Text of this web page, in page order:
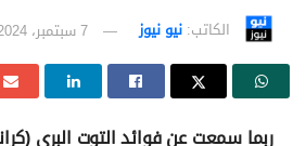
الكاتب: نيو نيوز 7 سبتمبر، 2024
ربما سمعت عن فوائد التوت البري